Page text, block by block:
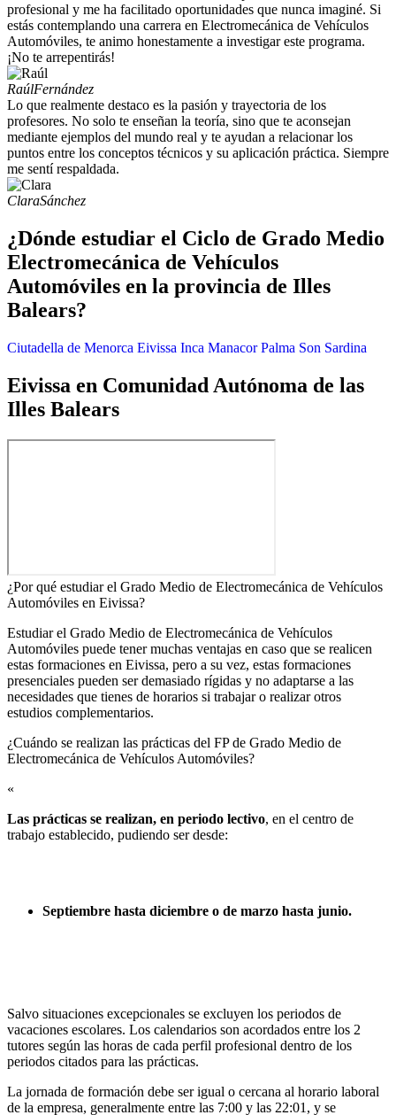
profesional y me ha facilitado oportunidades que nunca imaginé. Si
estás contemplando una carrera en Electromecánica de Vehículos
Automóviles, te animo honestamente a investigar este programa.
¡No te arrepentirás!
RaúlFernández
Lo que realmente destaco es la pasión y trayectoria de los
profesores. No solo te enseñan la teoría, sino que te aconsejan
mediante ejemplos del mundo real y te ayudan a relacionar los
puntos entre los conceptos técnicos y su aplicación práctica. Siempre
me sentí respaldada.
ClaraSánchez
¿Dónde estudiar el Ciclo de Grado Medio
Electromecánica de Vehículos
Automóviles en la provincia de Illes
Balears?
Ciutadella de Menorca Eivissa Inca Manacor Palma Son Sardina
Eivissa en Comunidad Autónoma de las
Illes Balears
¿Por qué estudiar el Grado Medio de Electromecánica de Vehículos
Automóviles en Eivissa?
Estudiar el Grado Medio de Electromecánica de Vehículos
Automóviles puede tener muchas ventajas en caso que se realicen
estas formaciones en Eivissa, pero a su vez, estas formaciones
presenciales pueden ser demasiado rígidas y no adaptarse a las
necesidades que tienes de horarios si trabajar o realizar otros
estudios complementarios.
¿Cuándo se realizan las prácticas del FP de Grado Medio de
Electromecánica de Vehículos Automóviles?​
«
Las prácticas se realizan, en periodo lectivo, en el centro de
trabajo establecido, pudiendo ser desde:
Septiembre hasta diciembre o de marzo hasta junio.
Salvo situaciones excepcionales se excluyen los periodos de
vacaciones escolares. Los calendarios son acordados entre los 2
tutores según las horas de cada perfil profesional dentro de los
periodos citados para las prácticas.
La jornada de formación debe ser igual o cercana al horario laboral
de la empresa, generalmente entre las 7:00 y las 22:01, y se